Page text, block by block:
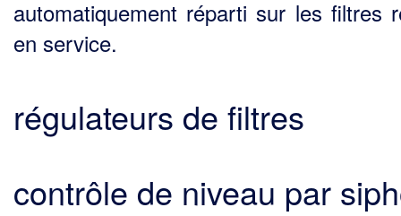
automatiquement réparti sur les filtres
en service.
régulateurs de filtres
contrôle de niveau par